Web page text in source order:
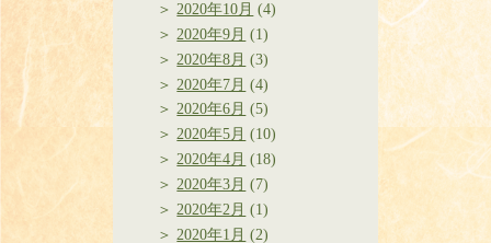
2020年10月 (4)
2020年9月 (1)
2020年8月 (3)
2020年7月 (4)
2020年6月 (5)
2020年5月 (10)
2020年4月 (18)
2020年3月 (7)
2020年2月 (1)
2020年1月 (2)